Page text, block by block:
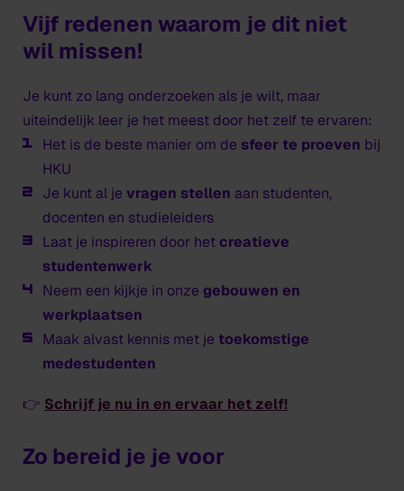
Vijf redenen waarom je dit niet
wil missen!
Je kunt zo lang onderzoeken als je wilt, maar
uiteindelijk leer je het meest door het zelf te ervaren:
Het is de beste manier om de sfeer te proeven bij
HKU
Je kunt al je vragen stellen aan studenten,
docenten en studieleiders
Laat je inspireren door hetcreatieve
studentenwerk
Neem een kijkje in onze gebouwen en
werkplaatsen
Maak alvast kennis met je toekomstige
medestudenten
👉 Schrijf je nu in en ervaar het zelf!
Zo bereid je je voor